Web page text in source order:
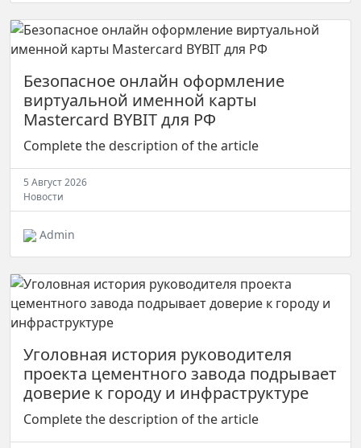
Безопасное онлайн оформление
виртуальной именной карты
Mastercard BYBIT для РФ
Complete the description of the article
5 Август 2026
Новости
Admin
Уголовная история руководителя
проекта цементного завода подрывает
доверие к городу и инфраструктуре
Complete the description of the article